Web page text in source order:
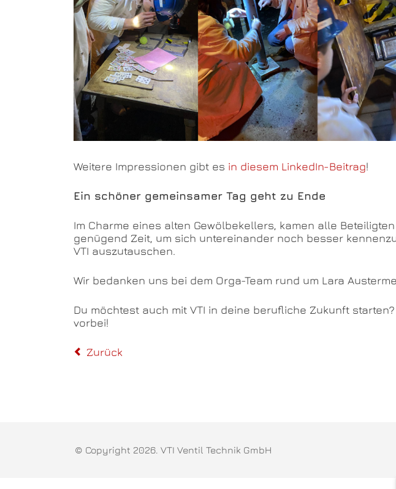
Weitere Impressionen gibt es in diesem LinkedIn-Beitrag!
Ein schöner gemeinsamer Tag geht zu Ende
Im Charme eines alten Gewölbekellers, kamen alle
genügend Zeit, um sich untereinander noch besser
VTI auszutauschen.
Wir bedanken uns bei dem Orga-Team rund um Lara
Du möchtest auch mit VTI in deine berufliche Zukunft
vorbei!
Zurück
© Copyright 2026. VTI Ventil Technik GmbH